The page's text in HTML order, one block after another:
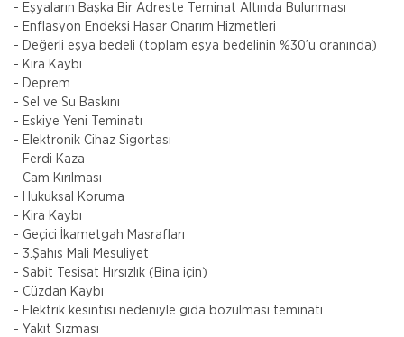
- Eşyaların Başka Bir Adreste Teminat Altında Bulunması
- Enflasyon Endeksi Hasar Onarım Hizmetleri
- Değerli eşya bedeli (toplam eşya bedelinin %30’u oranında)
- Kira Kaybı
- Deprem
- Sel ve Su Baskını
- Eskiye Yeni Teminatı
- Elektronik Cihaz Sigortası
- Ferdi Kaza
- Cam Kırılması
- Hukuksal Koruma
- Kira Kaybı
- Geçici İkametgah Masrafları
- 3.Şahıs Mali Mesuliyet
- Sabit Tesisat Hırsızlık (Bina için)
- Cüzdan Kaybı
- Elektrik kesintisi nedeniyle gıda bozulması teminatı
- Yakıt Sızması